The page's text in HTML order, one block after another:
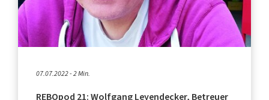
07.07.2022 - 2 Min.
REBOpod 21: Wolfgang Leyendecker, Betreuer